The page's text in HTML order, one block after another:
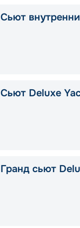
Сьют
Сьют Deluxe
Гранд сьют